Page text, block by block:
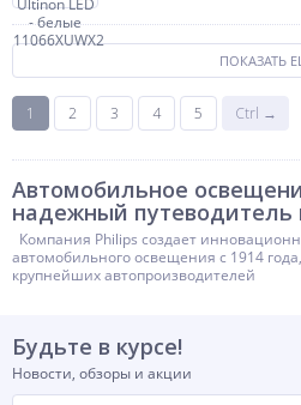
ПОКАЗАТЬ
1 2 3 4 5 Ctrl →
Автомобильное
надежный путеводитель
Компания Philips создает
автомобильного освещения с 1914
крупнейших автопроизводителей
Будьте в курсе!
Новости, обзоры и акции